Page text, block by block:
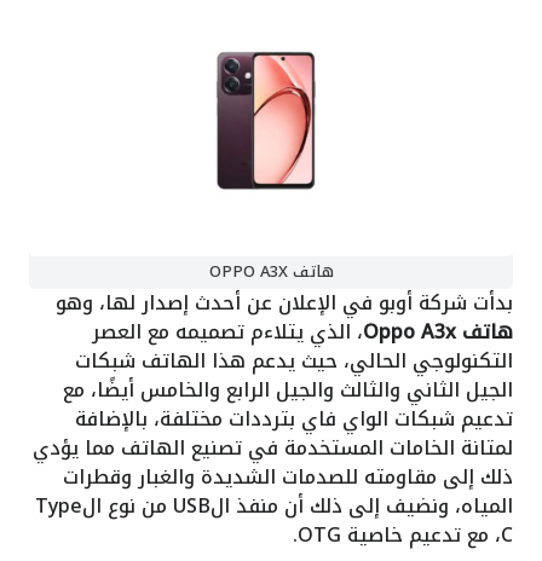
هاتف OPPO A3X
بدأت شركة أوبو في الإعلان عن أحدث إصدار لها، وهو
هاتف Oppo A3x ، الذي يتلاءم تصميمه مع العصر
التكنولوجي الحالي، حيث يدعم هذا الهاتف شبكات
الجيل الثاني والثالث والجيل الرابع والخامس أيضًا، مع
تدعيم شبكات الواي فاي بترددات مختلفة، بالإضافة
لمتانة الخامات المستخدمة في تصنيع الهاتف مما يؤدي
ذلك إلى مقاومته للصدمات الشديدة والغبار وقطرات
المياه، ونضيف إلى ذلك أن منفذ الUSB من نوع الType
C، مع تدعيم خاصية OTG.